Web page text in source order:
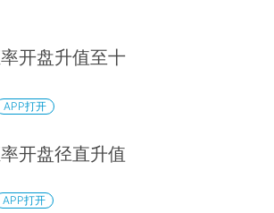
开盘升值至十
APP打开
开盘径直升值
APP打开